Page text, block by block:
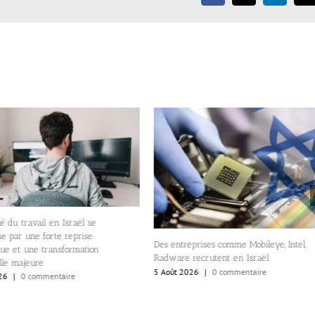
du travail en Israël se
par une forte reprise
et une transformation
majeure
| 0 commentaire
Des entreprises comme Mobileye, Intel,
Radware recrutent en Israël.
5 Août 2026 | 0 commentaire